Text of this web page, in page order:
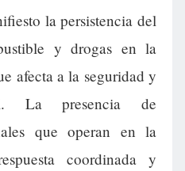
la persistencia del
y drogas en la
afecta a la seguridad y
La presencia de
que operan en la
coordinada y